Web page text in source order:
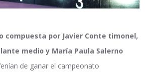
compuesta por Javier Conte timonel,
medio y María Paula Salerno
de ganar el campeonato